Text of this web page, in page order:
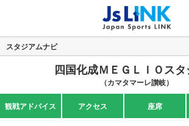
スタジアムナビ
四国化成ＭＥＧＬＩＯス
（カマタマーレ讃岐）
観戦アドバイス アクセス 座席